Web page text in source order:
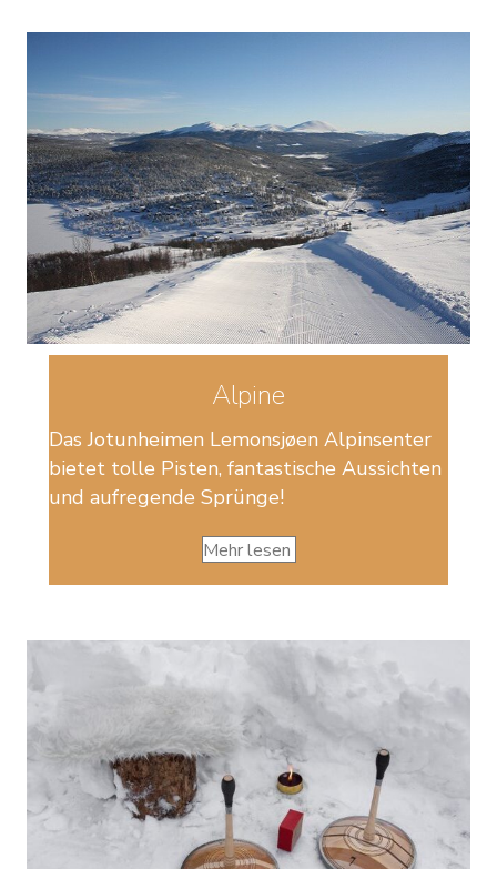
Alpine
Das Jotunheimen Lemonsjøen Alpinsenter
bietet tolle Pisten, fantastische Aussichten
und aufregende Sprünge!
Mehr lesen